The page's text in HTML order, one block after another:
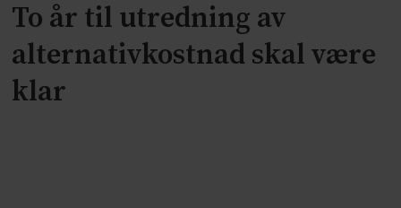
To år til utredning av
alternativkostnad skal være
klar